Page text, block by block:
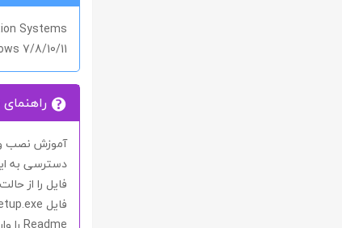
Systems
7/8/10/11
آموزش نصب و
دسترسی به
فایل را از
فایل